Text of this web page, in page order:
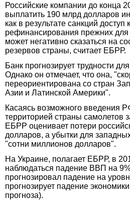
Российские компании до конца
выплатить 190 млрд долларов
как в результате санкций
рефинансирования прежних для
может негативно сказаться на
резервов страны, считает ЕБРР.
Банк прогнозирует трудности
Однако он отмечает, что она,
переориентирована со стран
Азии и Латинской Америки".
Касаясь возможного введения
территорией страны самолетов
ЕБРР оценивает потери
долларов, а убытки для
"сотни миллионов долларов".
На Украине, полагает ЕБРР, в
наблюдаться падение ВВП на
прогнозировал падение на
прогнозирует падение
прогноза).